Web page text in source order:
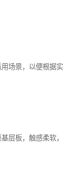
场景，以便根据实
层板，触感柔软，